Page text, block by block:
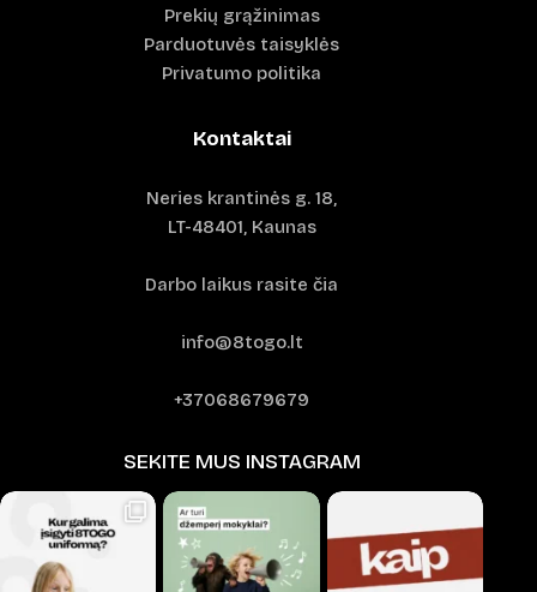
Prekių grąžinimas
Parduotuvės taisyklės
Privatumo politika
Kontaktai
Neries krantinės g. 18,
LT-48401, Kaunas
Darbo laikus rasite čia
info@8togo.lt
+37068679679
SEKITE MUS INSTAGRAM